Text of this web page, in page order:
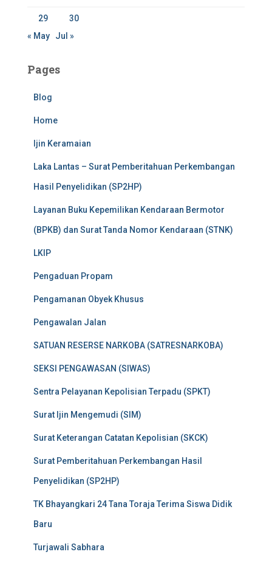
29
30
« May
Jul »
Pages
Blog
Home
Ijin Keramaian
Laka Lantas – Surat Pemberitahuan Perkembangan
Hasil Penyelidikan (SP2HP)
Layanan Buku Kepemilikan Kendaraan Bermotor
(BPKB) dan Surat Tanda Nomor Kendaraan (STNK)
LKIP
Pengaduan Propam
Pengamanan Obyek Khusus
Pengawalan Jalan
SATUAN RESERSE NARKOBA (SATRESNARKOBA)
SEKSI PENGAWASAN (SIWAS)
Sentra Pelayanan Kepolisian Terpadu (SPKT)
Surat Ijin Mengemudi (SIM)
Surat Keterangan Catatan Kepolisian (SKCK)
Surat Pemberitahuan Perkembangan Hasil
Penyelidikan (SP2HP)
TK Bhayangkari 24 Tana Toraja Terima Siswa Didik
Baru
Turjawali Sabhara